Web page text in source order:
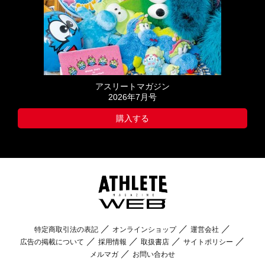
アスリートマガジン
2026年7月号
購入する
特定商取引法の表記 オンラインショップ
運営会社
広告の掲載について
採用情報 取扱書店
サイトポリシー
メルマガ
お問い合わせ